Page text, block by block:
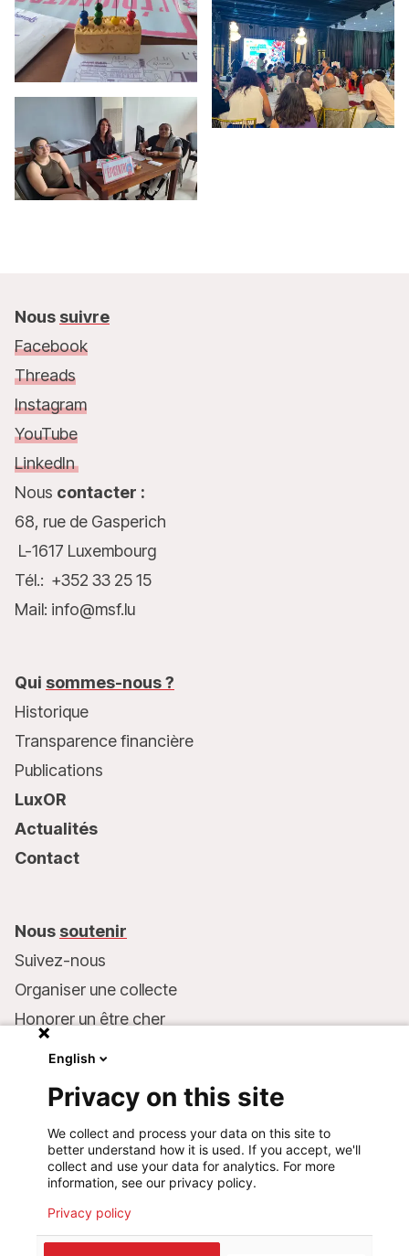
Nous suivre
Facebook
Threads
Instagram
YouTube
LinkedIn
Nous contacter :
68, rue de Gasperich
L-1617 Luxembourg
Tél.: +352 33 25 15
Mail: info@msf.lu
Qui sommes-nous ?
Historique
Transparence financière
Publications
LuxOR
Actualités
Contact
Nous soutenir
Suivez-nous
Organiser une collecte
Honorer un être cher
Faire un don
Coordonnées bancaires :
LU75 1111 0000 4848 0000
Comportement responsable
English
Privacy on this site
We collect and process your data on this site to
better understand how it is used. If you accept, we'll
collect and use your data for analytics. For more
information, see our privacy policy.
Privacy policy